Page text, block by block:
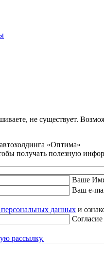
не существует.
«Оптима»
получать полезную
Ваше
Ваш e-
персональных данных и
Согласие
рассылку.